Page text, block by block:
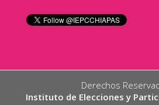
Derechos
Instituto de Elecciones y